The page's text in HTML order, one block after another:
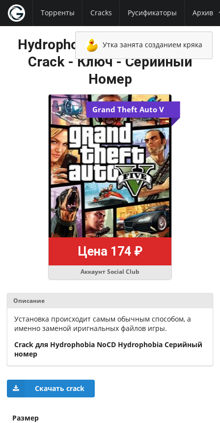
Торренты Cracks Русификаторы Архив
Утка занята созданием кряка
Hydrophobia NoDVD - NoCD -
Crack - Ключ - Серийный
Номер
Grand Theft Auto V
Аккаунт Social Club
Цена 174 ₽
Описание
Установка происходит самым обычным способом, а
именно заменой иригнальных файлов игры.
Crack для Hydrophobia NoCD Hydrophobia Серийный
номер
Скачать crack
Размер